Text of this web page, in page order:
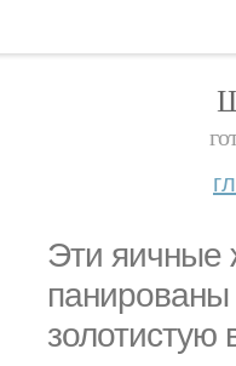
Эти яичные
золотистую